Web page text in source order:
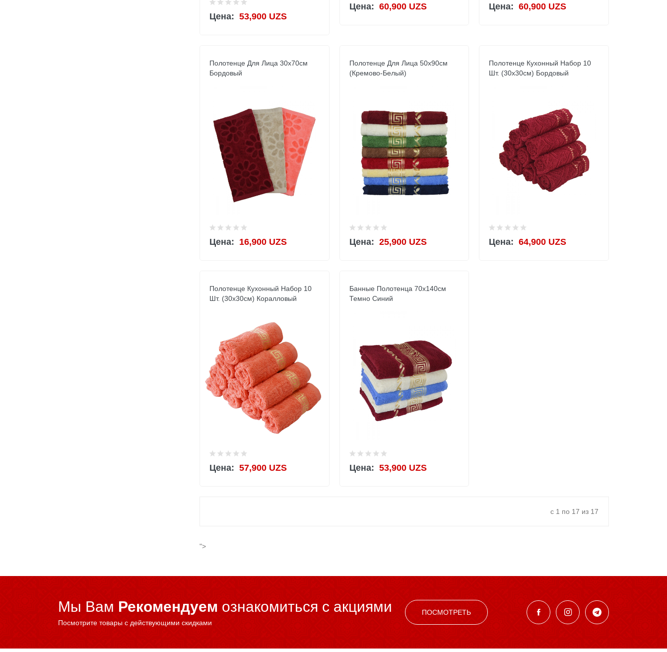
Цена: 53,900 UZS
Цена: 60,900 UZS Цена: 60,900 UZS
Полотенце Для Лица 30х70см
Бордовый
Цена: 16,900 UZS
Полотенце Для Лица 50х90см
(Кремово-Белый)
Цена: 25,900 UZS
Полотенце Кухонный Набор 10
Шт. (30x30см) Бордовый
Цена: 64,900 UZS
Полотенце Кухонный Набор 10
Шт. (30x30см) Коралловый
Цена: 57,900 UZS
Банные Полотенца 70х140см
Темно Синий
Цена: 53,900 UZS
с 1 по 17 из 17
">
Мы Вам Рекомендуем ознакомиться c акциями
Посмотрите товары с действующими скидками
ПОСМОТРЕТЬ